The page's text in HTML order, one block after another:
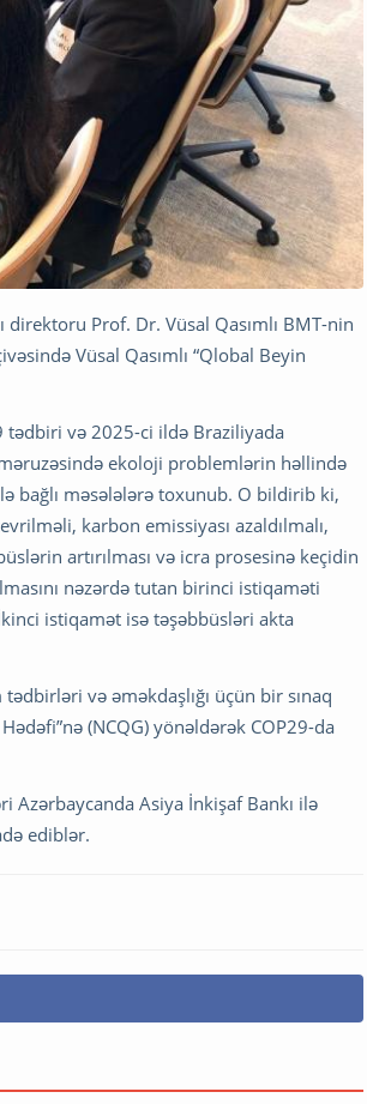
Prof. Dr. Vüsal Qasımlı BMT-nin
Vüsal Qasımlı “Qlobal Beyin
tədbiri və 2025-ci ildə Braziliyada
ekoloji problemlərin həllində
bağlı məsələlərə toxunub. O bildirib ki,
karbon emissiyası azaldılmalı,
artırılması və icra prosesinə keçidin
nəzərdə tutan birinci istiqaməti
istiqamət isə təşəbbüsləri akta
və əməkdaşlığı üçün bir sınaq
(NCQG) yönəldərək COP29-da
Azərbaycanda Asiya İnkişaf Bankı ilə
ediblər.